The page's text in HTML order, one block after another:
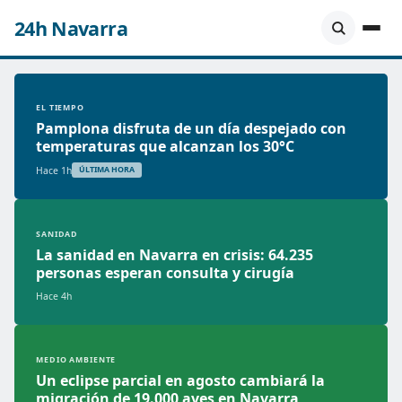
24h Navarra
EL TIEMPO
Pamplona disfruta de un día despejado con
temperaturas que alcanzan los 30°C
Hace 1h ÚLTIMA HORA
SANIDAD
La sanidad en Navarra en crisis: 64.235
personas esperan consulta y cirugía
Hace 4h
MEDIO AMBIENTE
Un eclipse parcial en agosto cambiará la